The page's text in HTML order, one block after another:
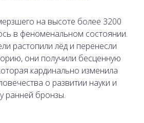
на высоте более 3200
в феноменальном состоянии.
растопили лёд и перенесли
они получили бесценную
кардинально изменила
о развитии науки и
ранней бронзы.